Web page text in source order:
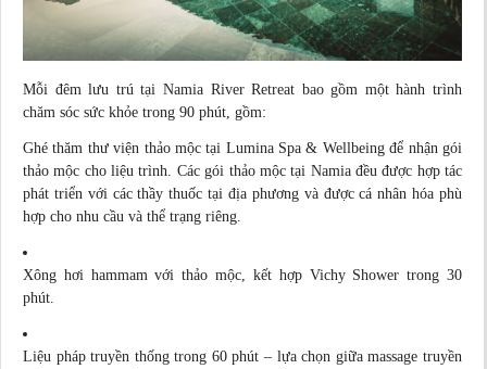
Mỗi đêm lưu trú tại Namia River Retreat bao gồm một hành trình
chăm sóc sức khỏe trong 90 phút, gồm:
Ghé thăm thư viện thảo mộc tại Lumina Spa & Wellbeing để nhận gói
thảo mộc cho liệu trình. Các gói thảo mộc tại Namia đều được hợp tác
phát triển với các thầy thuốc tại địa phương và được cá nhân hóa phù
hợp cho nhu cầu và thể trạng riêng.
Xông hơi hammam với thảo mộc, kết hợp Vichy Shower trong 30
phút.
Liệu pháp truyền thống trong 60 phút – lựa chọn giữa massage truyền